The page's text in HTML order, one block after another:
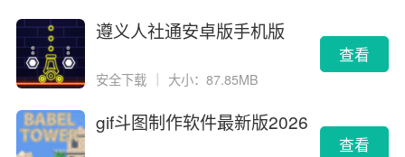
遵义人社通安卓版手机版
安全下载 大小：87.85MB
查看
gif斗图制作软件最新版2026
查看